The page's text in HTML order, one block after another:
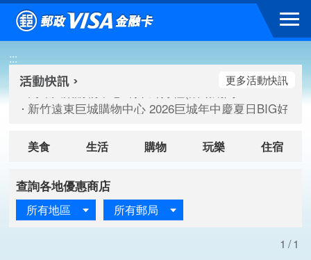
跳到主要內容區塊
:::
高雄大樂購物中心 刷卡郵好禮(活動期間：115/08/07-
臺北三創生活 有點東西第2波 刷卡郵好禮(活動期間：
高雄大樂購物中心 刷卡郵好禮(活動期間：115/08/07-
新竹遠東巨城購物中心 2026巨城年中慶夏日BIG好刷(
更多活動快訊
美食 生活 購物 玩樂 住宿
查詢各地優惠商店
所有地區 所有郵局
1/1